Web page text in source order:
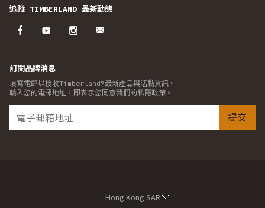
追蹤 TIMBERLAND 最新動態
訂閱品牌消息
填寫電郵以接收Timberland®最新產品與活動資訊。
輸入您的電郵地址，即表示您同意我們的私隱政策。
提交
Hong Kong SAR